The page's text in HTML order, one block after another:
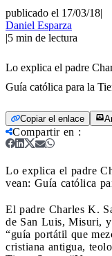
publicado el 17/03/18|
Daniel Esparza
|5 min de lectura
Lo explica el padre
Guía católica para la
Copiar el enlace
Compartir en :
Lo explica el padre
vean: Guía católica
El padre Charles K.
de San Luis, Misuri,
“guía portátil que
cristiana antigua,